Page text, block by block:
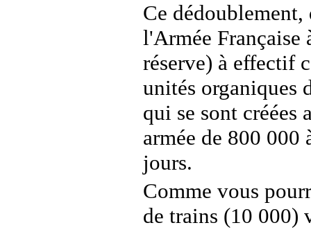
Ce
l'Armée
réserve) à effectif
unités organiques
qui se sont créées
armée de 800 000
jours.
Comme vous
de trains (10 000)